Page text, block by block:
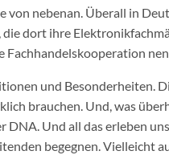
nebenan. Überall in
dort ihre
Fachhandelskooperation
und Besonderheiten.
brauchen. Und, was
DNA. Und all das erleben
begegnen. Vielleicht